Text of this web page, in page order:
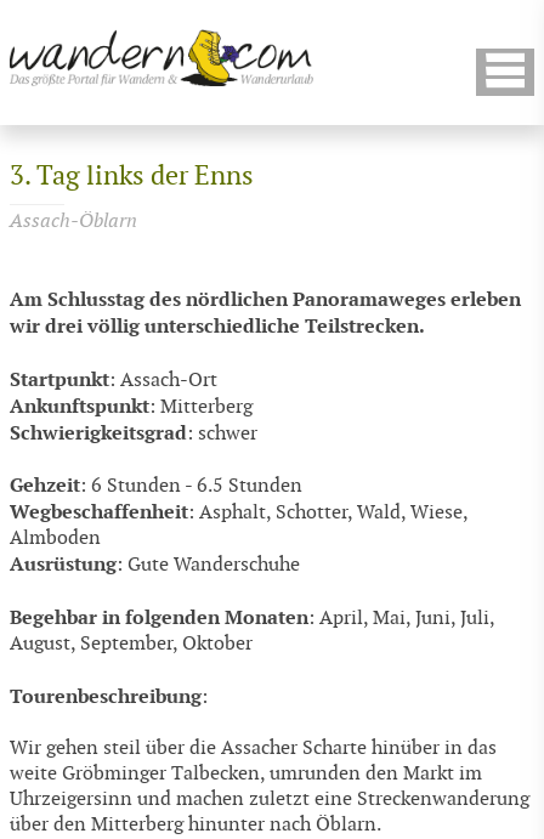
3. Tag links der Enns
Assach-Öblarn
Am Schlusstag des nördlichen Panoramaweges erleben
wir drei völlig unterschiedliche Teilstrecken.
Startpunkt: Assach-Ort
Ankunftspunkt: Mitterberg
Schwierigkeitsgrad: schwer
Gehzeit: 6 Stunden - 6.5 Stunden
Wegbeschaffenheit: Asphalt, Schotter, Wald, Wiese,
Almboden
Ausrüstung: Gute Wanderschuhe
Begehbar in folgenden Monaten: April, Mai, Juni, Juli,
August, September, Oktober
Tourenbeschreibung:
Wir gehen steil über die Assacher Scharte hinüber in das
weite Gröbminger Talbecken, umrunden den Markt im
Uhrzeigersinn und machen zuletzt eine Streckenwanderung
über den Mitterberg hinunter nach Öblarn.